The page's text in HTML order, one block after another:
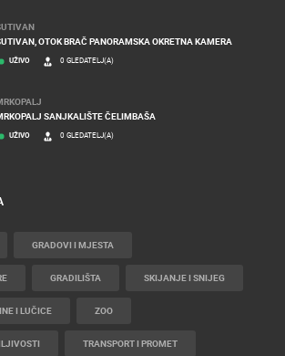
OTOK BRAČ PANORAMSKA OKRETNA KAMERA
UŽIVO 0 GLEDATELJ(A)
SANJKALIŠTE ČELIMBAŠA
UŽIVO 0 GLEDATELJ(A)
GRADOVI I MJESTA
GRADILIŠTA SKIJANJE I SNIJEG
I LUČICE ZOO
TRANSPORT I PROMET